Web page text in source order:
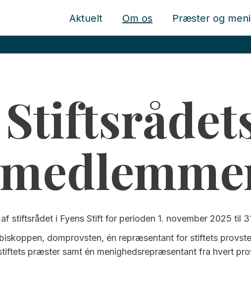
Aktuelt Om os Præster og
stiftsrådet i Fyens Stift for perioden 1. november 2025 til
domprovsten, én repræsentant for stiftets
præster samt én menighedsrepræsentant fra hvert